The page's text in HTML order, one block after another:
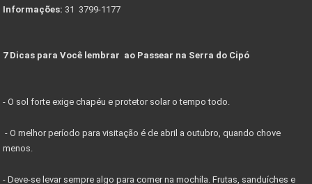
Informações: 31 3799-1177
7 Dicas para Você lembrar ao Passear na Serra do Cipó
- O sol forte exige chapéu e protetor solar o tempo todo.
- O melhor período para visitação é de abril a outubro, quando chove
menos.
- Deve-se levar sempre algo para comer na mochila. Frutas, sanduíches e